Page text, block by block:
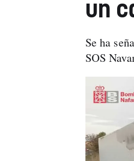
un
Se ha
SOS